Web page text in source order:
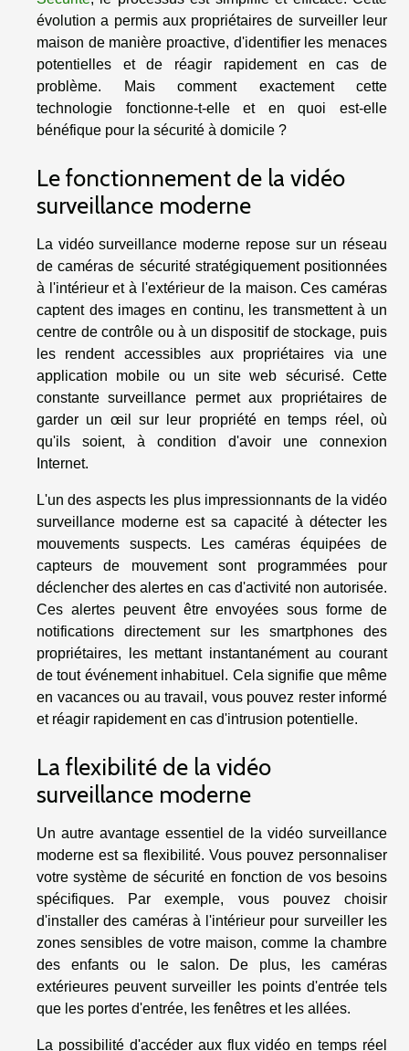
évolution a permis aux propriétaires de surveiller leur
maison de manière proactive, d'identifier les menaces
potentielles et de réagir rapidement en cas de
problème. Mais comment exactement cette
technologie fonctionne-t-elle et en quoi est-elle
bénéfique pour la sécurité à domicile ?
Le fonctionnement de la vidéo
surveillance moderne
La vidéo surveillance moderne repose sur un réseau
de caméras de sécurité stratégiquement positionnées
à l'intérieur et à l'extérieur de la maison. Ces caméras
captent des images en continu, les transmettent à un
centre de contrôle ou à un dispositif de stockage, puis
les rendent accessibles aux propriétaires via une
application mobile ou un site web sécurisé. Cette
constante surveillance permet aux propriétaires de
garder un œil sur leur propriété en temps réel, où
qu'ils soient, à condition d'avoir une connexion
Internet.
L'un des aspects les plus impressionnants de la vidéo
surveillance moderne est sa capacité à détecter les
mouvements suspects. Les caméras équipées de
capteurs de mouvement sont programmées pour
déclencher des alertes en cas d'activité non autorisée.
Ces alertes peuvent être envoyées sous forme de
notifications directement sur les smartphones des
propriétaires, les mettant instantanément au courant
de tout événement inhabituel. Cela signifie que même
en vacances ou au travail, vous pouvez rester informé
et réagir rapidement en cas d'intrusion potentielle.
La flexibilité de la vidéo
surveillance moderne
Un autre avantage essentiel de la vidéo surveillance
moderne est sa flexibilité. Vous pouvez personnaliser
votre système de sécurité en fonction de vos besoins
spécifiques. Par exemple, vous pouvez choisir
d'installer des caméras à l'intérieur pour surveiller les
zones sensibles de votre maison, comme la chambre
des enfants ou le salon. De plus, les caméras
extérieures peuvent surveiller les points d'entrée tels
que les portes d'entrée, les fenêtres et les allées.
La possibilité d'accéder aux flux vidéo en temps réel